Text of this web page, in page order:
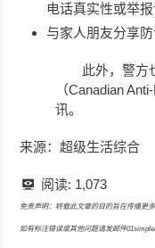
电话真实性或举
与家人朋友分享
此外，警方
（Canadian
讯。
来源：超级生活综合
阅读: 1,073
免责声明：转载此文章的目的旨在传播更
如有标注错误或其他问题请发邮件